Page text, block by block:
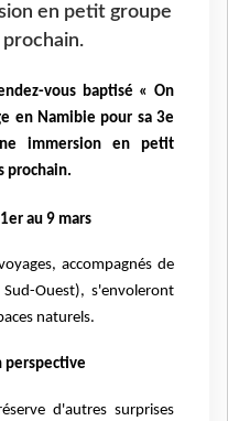
en petit groupe
vous baptisé « On
en Namibie pour sa 3e
immersion en petit
prochain.
au 9 mars
accompagnés de
Ouest), s'envoleront
naturels.
perspective
d'autres surprises